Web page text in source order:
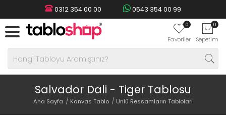
0312 354 00 00 0543 354 00 99
0
Favoriler
0
Sepetim
Salvador Dali - Tiger Tablosu
Ana Sayfa Kanvas Tablo Ünlü Ressamların Tabloları